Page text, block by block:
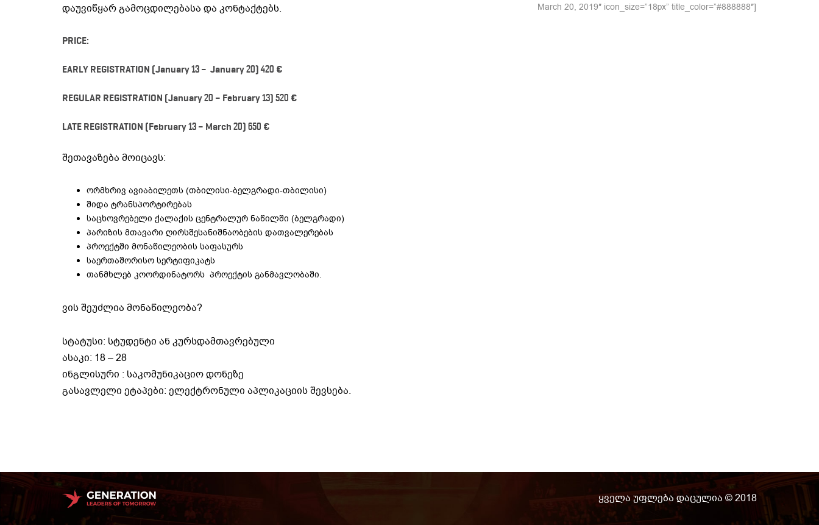
დაუვიწყარ გამოცდილებასა და კონტაქტებს.
PRICE:
EARLY REGISTRATION (January 13 – January 20) 420 €
REGULAR REGISTRATION (January 20 – February 13) 520 €
LATE REGISTRATION (February 13 – March 20) 650 €
შეთავაზება მოიცავს:
ორმხრივ ავიაბილეთს (თბილისი-ბელგრადი-თბილისი)
შიდა ტრანსპორტირებას
საცხოვრებელი ქალაქის ცენტრალურ ნაწილში (ბელგრადი)
პარიზის მთავარი ღირსშესანიშნაობების დათვალერებას
პროექტში მონაწილეობის საფასურს
საერთაშორისო სერტიფიკატს
თანმხლებ კოორდინატორს პროექტის განმავლობაში.
ვის შეუძლია მონაწილეობა?
სტატუსი: სტუდენტი ან კურსდამთავრებული
ასაკი: 18 – 28
ინგლისური : საკომუნიკაციო დონეზე
გასავლელი ეტაპები: ელექტრონული აპლიკაციის შევსება.
March 20, 2019″ icon_size=”18px” title_color=”#888888″]
ყველა უფლება დაცულია © 2018